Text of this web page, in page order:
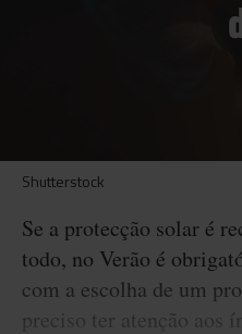
Shutterstock
Se a protecção solar é
todo, no Verão é
com a escolha de um
preciso ter atenção aos